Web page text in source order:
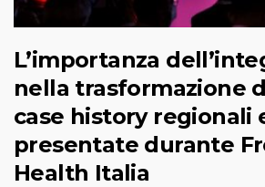
L’importanza
nella trasformazione
case history regionali
presentate durante
Health Italia